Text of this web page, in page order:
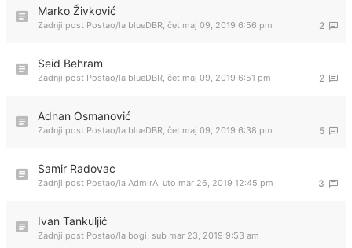
Marko Živković
2
Zadnji post Postao/la blueDBR, čet maj 09, 2019 6:56 pm
Seid Behram
2
Zadnji post Postao/la blueDBR, čet maj 09, 2019 6:51 pm
Adnan Osmanović
5
Zadnji post Postao/la blueDBR, čet maj 09, 2019 6:38 pm
Samir Radovac
3
Zadnji post Postao/la AdmirA, uto mar 26, 2019 12:45 pm
Ivan Tankuljić
Zadnji post Postao/la bogi, sub mar 23, 2019 9:53 am